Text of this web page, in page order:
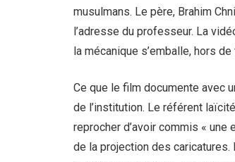
musulmans. Le père, Brahim
l’adresse du professeur. La
la mécanique s’emballe, hors
Ce que le film documente avec
de l’institution. Le référent
reprocher d’avoir commis «
de la projection des caricatures.